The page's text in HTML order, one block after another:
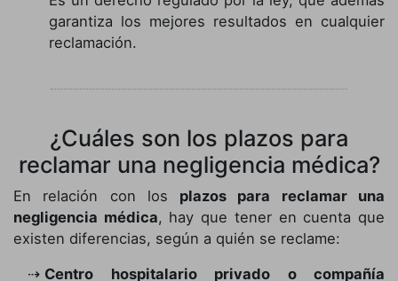
garantiza los mejores resultados en cualquier
reclamación.
¿Cuáles son los plazos para
reclamar una negligencia médica?
En relación con los plazos para reclamar una
negligencia médica, hay que tener en cuenta que
existen diferencias, según a quién se reclame:
Centro hospitalario privado o compañía